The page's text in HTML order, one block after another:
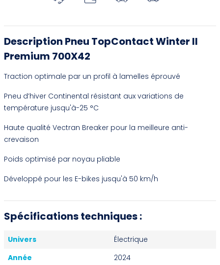
Description Pneu TopContact Winter II
Premium 700X42
Traction optimale par un profil à lamelles éprouvé
Pneu d’hiver Continental résistant aux variations de
température jusqu'à-25 °C
Haute qualité Vectran Breaker pour la meilleure anti-
crevaison
Poids optimisé par noyau pliable
Développé pour les E-bikes jusqu'à 50 km/h
Spécifications techniques :
Univers
Électrique
Année
2024